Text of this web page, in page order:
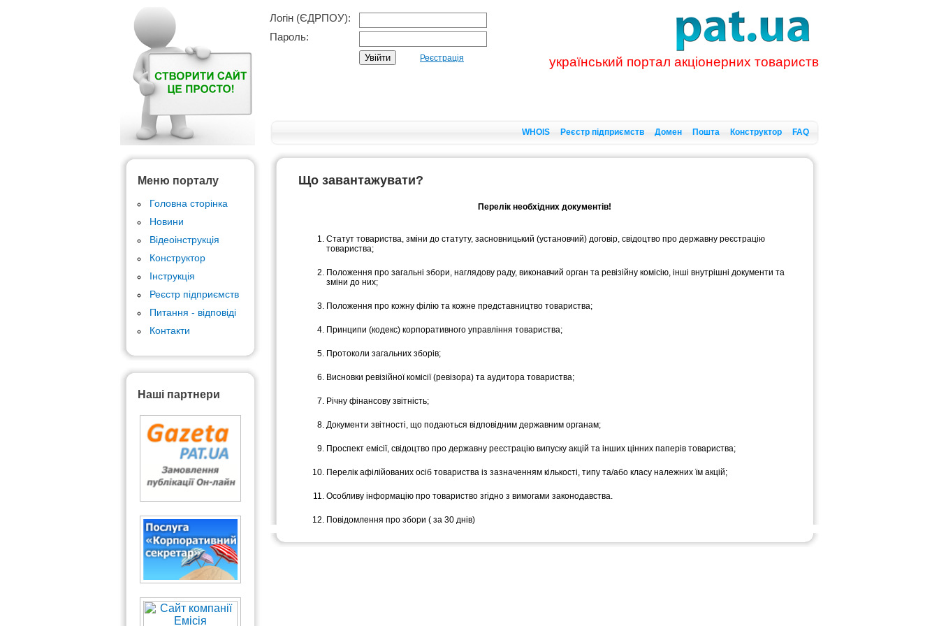
Логін (ЄДРПОУ):
Пароль:
Реєстрація український портал акціонерних товариств
WHOIS Реєстр підприємств Домен Пошта Конструктор FAQ
Меню порталу
Головна сторінка
Новини
Відеоінструкція
Конструктор
Інструкція
Реєстр підприємств
Питання - відповіді
Контакти
Наші партнери
Що завантажувати?
Перелік необхідних документів!
Cтатут товариства, зміни до статуту, засновницький (установчий) договір, свідоцтво про державну реєстрацію
товариства;
Положення про загальні збори, наглядову раду, виконавчий орган та ревізійну комісію, інші внутрішні документи та
зміни до них;
Положення про кожну філію та кожне представництво товариства;
Принципи (кодекс) корпоративного управління товариства;
Протоколи загальних зборів;
Висновки ревізійної комісії (ревізора) та аудитора товариства;
Річну фінансову звітність;
Документи звітності, що подаються відповідним державним органам;
Проспект емісії, свідоцтво про державну реєстрацію випуску акцій та інших цінних паперів товариства;
Перелік афілійованих осіб товариства із зазначенням кількості, типу та/або класу належних їм акцій;
Особливу інформацію про товариство згідно з вимогами законодавства.
Повідомлення про збори ( за 30 днів)